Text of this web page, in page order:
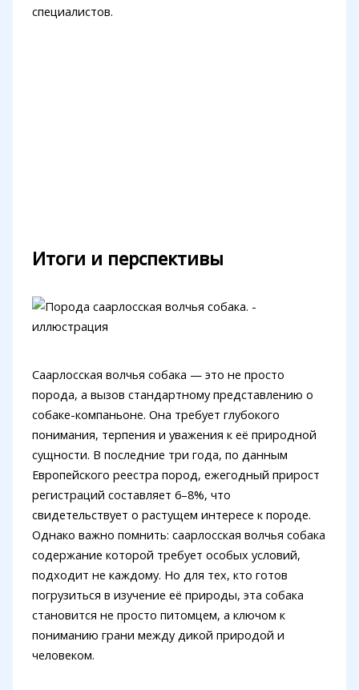
специалистов.
Итоги и перспективы
Саарлосская волчья собака — это не просто
порода, а вызов стандартному представлению о
собаке-компаньоне. Она требует глубокого
понимания, терпения и уважения к её природной
сущности. В последние три года, по данным
Европейского реестра пород, ежегодный прирост
регистраций составляет 6–8%, что
свидетельствует о растущем интересе к породе.
Однако важно помнить: саарлосская волчья собака
содержание которой требует особых условий,
подходит не каждому. Но для тех, кто готов
погрузиться в изучение её природы, эта собака
становится не просто питомцем, а ключом к
пониманию грани между дикой природой и
человеком.